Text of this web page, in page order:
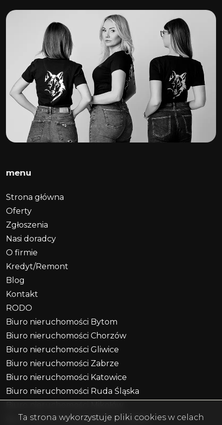
menu
Strona główna
Oferty
Zgłoszenia
Nasi doradcy
O firmie
Kredyt/Remont
Blog
Kontakt
RODO
Biuro nieruchomości Bytom
Biuro nieruchomości Chorzów
Biuro nieruchomości Gliwice
Biuro nieruchomości Zabrze
Biuro nieruchomości Katowice
Biuro nieruchomości Ruda Śląska
Biuro nieruchomości Piekary Śląskie
Ta strona wykorzystuje pliki cookies w celach